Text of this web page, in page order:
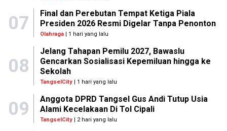
07
Final dan Perebutan Tempat Ketiga Piala
Presiden 2026 Resmi Digelar Tanpa Penonton
Olahraga| 1 hari yang lalu
08
Jelang Tahapan Pemilu 2027, Bawaslu
Gencarkan Sosialisasi Kepemiluan hingga ke
Sekolah
TangselCity| 1 hari yang lalu
09
Anggota DPRD Tangsel Gus Andi Tutup Usia
Alami Kecelakaan Di Tol Cipali
TangselCity| 2 hari yang lalu